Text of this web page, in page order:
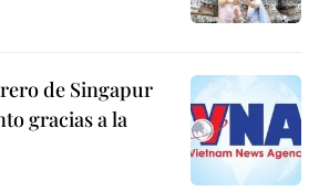
de Singapur
gracias a la